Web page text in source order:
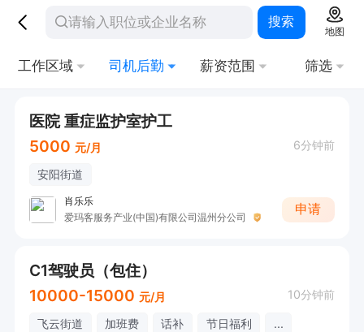
搜索
地图
工作区域 司机后勤 薪资范围 筛选
医院 重症监护室护工
5000 元/月 6分钟前
安阳街道
肖乐乐
爱玛客服务产业(中国)有限公司温州分公司
申请
C1驾驶员（包住）
10000-15000 元/月 10分钟前
飞云街道 加班费 话补 节日福利 ...